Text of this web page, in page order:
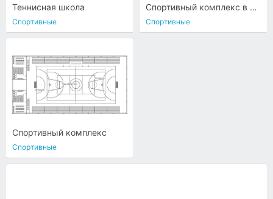
Теннисная школа
Спортивные
Спортивный комплекс в плане
Спортивные
Спортивный комплекс
Спортивные